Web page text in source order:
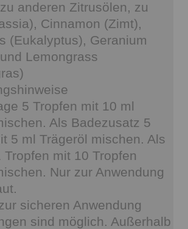
anderen Zitrusölen, zu
Cinnamon (Zimt),
(Eukalyptus), Geranium
Lemongrass
5 Tropfen mit 10 ml
Als Badezusatz 5
5 ml Trägeröl mischen. Als
Tropfen mit 10 Tropfen
Nur zur Anwendung
sicheren Anwendung
sind möglich. Außerhalb